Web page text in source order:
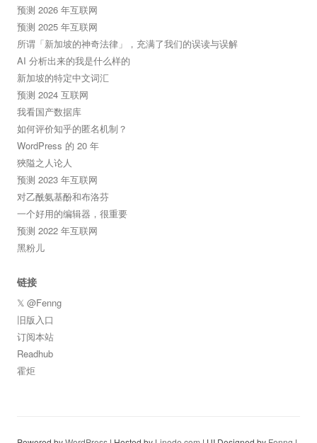
预测 2026 年互联网
预测 2025 年互联网
所谓「新加坡的神奇法律」，充满了我们的误读与误解
AI 分析出来的我是什么样的
新加坡的特定中文词汇
预测 2024 互联网
我看国产数据库
如何评价知乎的匿名机制？
WordPress 的 20 年
狹隘之人论人
预测 2023 年互联网
对乙酰氨基酚和布洛芬
一个好用的编辑器，很重要
预测 2022 年互联网
黑粉儿
链接
𝕏 @Fenng
旧版入口
订阅本站
Readhub
霍炬